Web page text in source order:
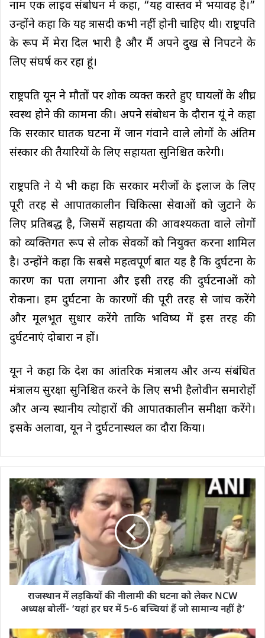
नाम एक लाइव संबोधन में कहा, “यह वास्तव में भयावह है।”
उन्होंने कहा कि यह त्रासदी कभी नहीं होनी चाहिए थी। राष्ट्रपति
के रूप में मेरा दिल भारी है और मैं अपने दुख से निपटने के
लिए संघर्ष कर रहा हूं।
राष्ट्रपति यून ने मौतों पर शोक व्यक्त करते हुए घायलों के शीघ्र
स्वस्थ होने की कामना की। अपने संबोधन के दौरान यूं ने कहा
कि सरकार घातक घटना में जान गंवाने वाले लोगों के अंतिम
संस्कार की तैयारियों के लिए सहायता सुनिश्चित करेगी।
राष्ट्रपति ने ये भी कहा कि सरकार मरीजों के इलाज के लिए
पूरी तरह से आपातकालीन चिकित्सा सेवाओं को जुटाने के
लिए प्रतिबद्ध है, जिसमें सहायता की आवश्यकता वाले लोगों
को व्यक्तिगत रूप से लोक सेवकों को नियुक्त करना शामिल
है। उन्होंने कहा कि सबसे महत्वपूर्ण बात यह है कि दुर्घटना के
कारण का पता लगाना और इसी तरह की दुर्घटनाओं को
रोकना। हम दुर्घटना के कारणों की पूरी तरह से जांच करेंगे
और मूलभूत सुधार करेंगे ताकि भविष्य में इस तरह की
दुर्घटनाएं दोबारा न हों।
यून ने कहा कि देश का आंतरिक मंत्रालय और अन्य संबंधित
मंत्रालय सुरक्षा सुनिश्चित करने के लिए सभी हैलोवीन समारोहों
और अन्य स्थानीय त्योहारों की आपातकालीन समीक्षा करेंगे।
इसके अलावा, यून ने दुर्घटनास्थल का दौरा किया।
राजस्थान में लड़कियों की नीलामी की घटना को लेकर NCW
अध्यक्ष बोलीं- ‘यहां हर घर में 5-6 बच्चियां हैं जो सामान्य नहीं है’